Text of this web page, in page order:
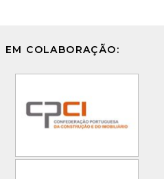
EM COLABORAÇÃO: